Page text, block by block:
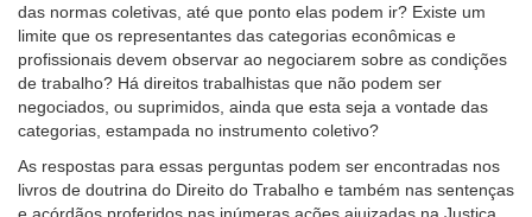
das normas coletivas, até que ponto elas podem ir? Existe um
limite que os representantes das categorias econômicas e
profissionais devem observar ao negociarem sobre as condições
de trabalho? Há direitos trabalhistas que não podem ser
negociados, ou suprimidos, ainda que esta seja a vontade das
categorias, estampada no instrumento coletivo?
As respostas para essas perguntas podem ser encontradas nos
livros de doutrina do Direito do Trabalho e também nas sentenças
e acórdãos proferidos nas inúmeras ações ajuizadas na Justiça